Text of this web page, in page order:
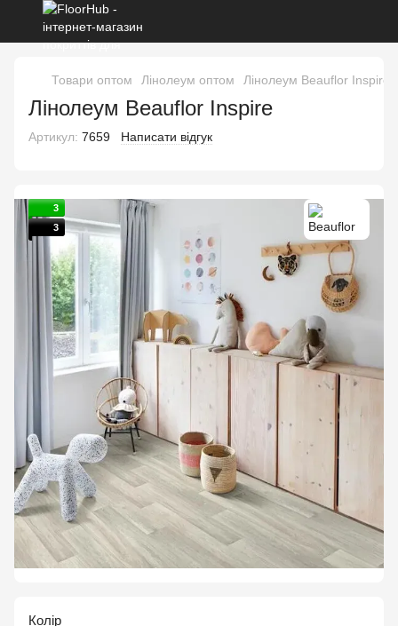
Товари оптом Лінолеум оптом Лінолеум Beauflor Inspire
Лінолеум Beauflor Inspire
Артикул: 7659 Написати відгук
3
3
Колір